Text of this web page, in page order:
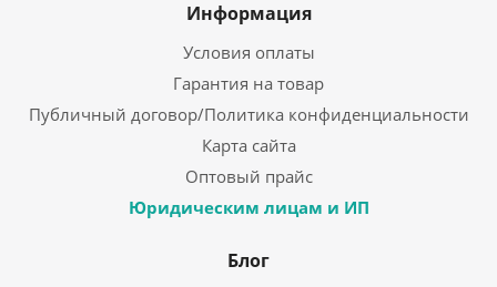
Информация
Условия оплаты
Гарантия на товар
Публичный договор/Политика конфиденциальности
Карта сайта
Оптовый прайс
Юридическим лицам и ИП
Блог